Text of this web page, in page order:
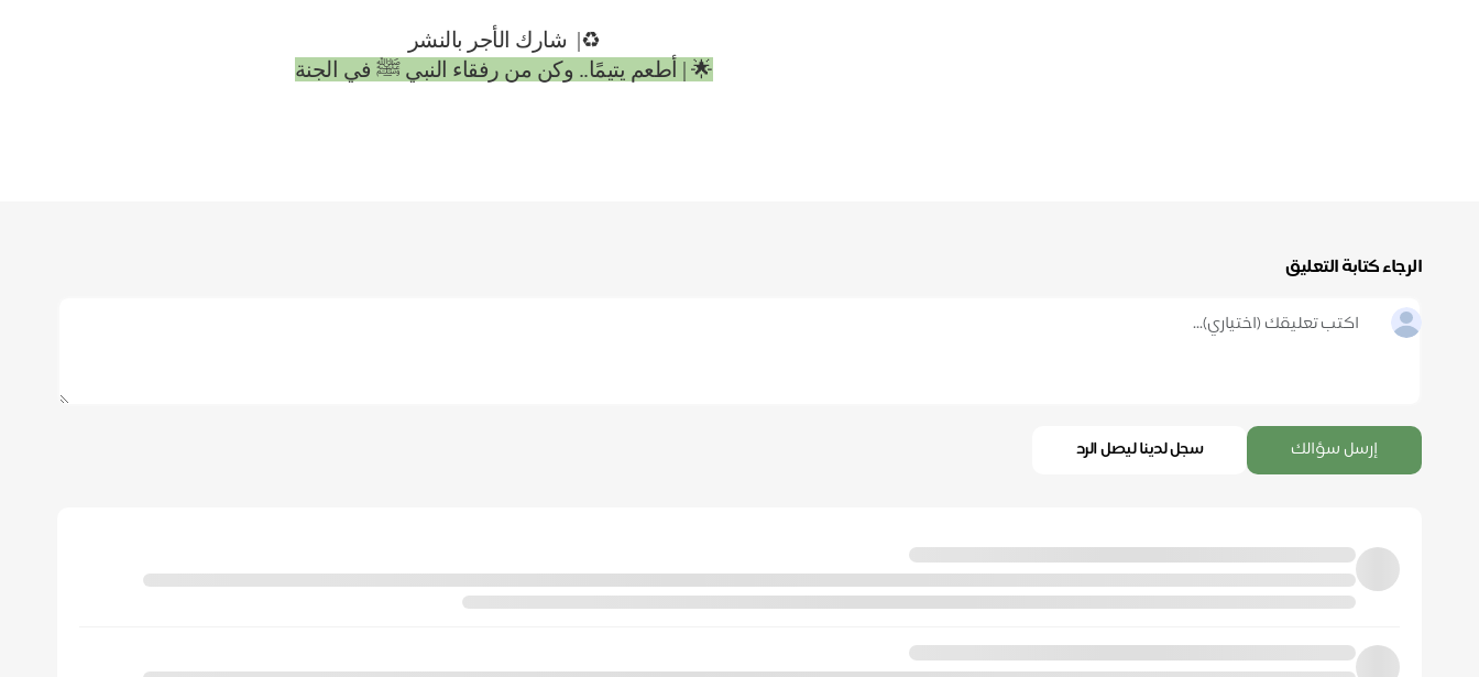
♻️| شارك الأجر بالنشر
🌟 | أطعم يتيمًا.. وكن من رفقاء النبي ﷺ في الجنة
الرجاء كتابة التعليق
إرسل سؤالك سجل لدينا ليصل الرد